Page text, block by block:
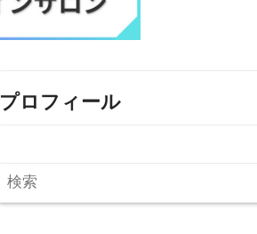
プロフィール